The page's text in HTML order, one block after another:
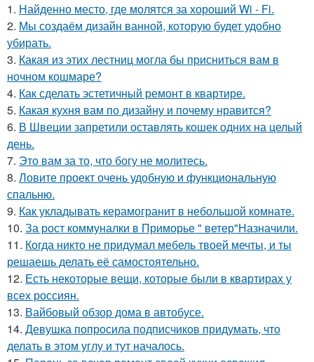
1. Найденно место, где молятся за хороший Wi - Fi.
2. Мы создаём дизайн ванной, которую будет удобно
убирать.
3. Какая из этих лестниц могла бы присниться вам в
ночном кошмаре?
4. Как сделать эстетичный ремонт в квартире.
5. Какая кухня вам по дизайну и почему нравится?
6. В Швеции запретили оставлять кошек одних на целый
день.
7. Это вам за то, что богу не молитесь.
8. Ловите проект очень удобную и функциональную
спальню.
9. Как укладывать керамогранит в небольшой комнате.
10. За рост коммуналки в Приморье " ветер"Назначили.
11. Когда никто не придумал мебель твоей мечты, и ты
решаешь делать её самостоятельно.
12. Есть некоторые вещи, которые были в квартирах у
всех россиян.
13. Вайбовый обзор дома в автобусе.
14. Девушка попросила подписчиков придумать, что
делать в этом углу и тут началось.